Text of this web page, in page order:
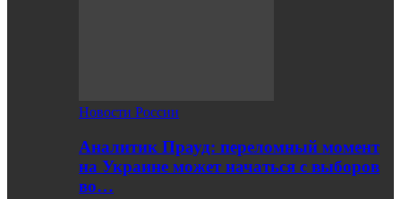
Новости России
Аналитик Прауд: переломный момент
на Украине может начаться с выборов
во…